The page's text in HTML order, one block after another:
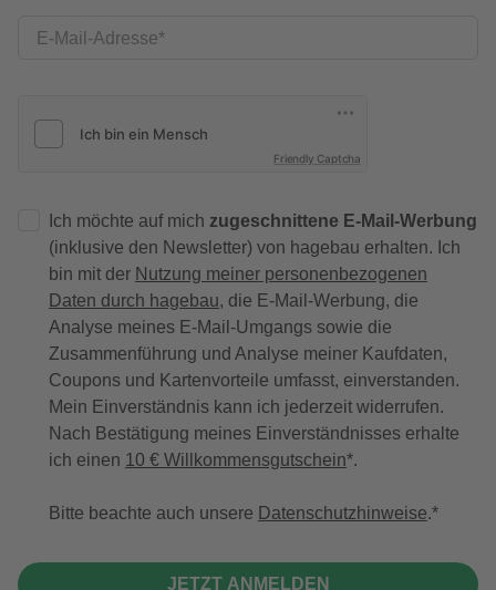
E-Mail-Adresse
Friendly Captcha
Ich möchte auf mich zugeschnittene E-Mail-Werbung
(inklusive den Newsletter) von hagebau erhalten. Ich
bin mit der Nutzung meiner personenbezogenen
Daten durch hagebau, die E-Mail-Werbung, die
Analyse meines E-Mail-Umgangs sowie die
Zusammenführung und Analyse meiner Kaufdaten,
Coupons und Kartenvorteile umfasst, einverstanden.
Mein Einverständnis kann ich jederzeit widerrufen.
Nach Bestätigung meines Einverständnisses erhalte
ich einen 10 € Willkommensgutschein*.
Bitte beachte auch unsere Datenschutzhinweise.
JETZT ANMELDEN